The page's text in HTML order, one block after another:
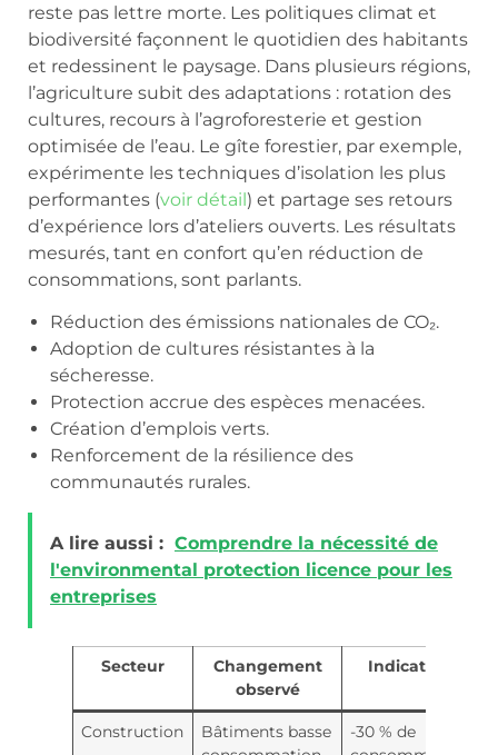
reste pas lettre morte. Les politiques climat et
biodiversité façonnent le quotidien des habitants
et redessinent le paysage. Dans plusieurs régions,
l’agriculture subit des adaptations : rotation des
cultures, recours à l’agroforesterie et gestion
optimisée de l’eau. Le gîte forestier, par exemple,
expérimente les techniques d’isolation les plus
performantes (voir détail) et partage ses retours
d’expérience lors d’ateliers ouverts. Les résultats
mesurés, tant en confort qu’en réduction de
consommations, sont parlants.
Réduction des émissions nationales de CO₂.
Adoption de cultures résistantes à la
sécheresse.
Protection accrue des espèces menacées.
Création d’emplois verts.
Renforcement de la résilience des
communautés rurales.
A lire aussi : Comprendre la nécessité de
l'environmental protection licence pour les
entreprises
Secteur
Changement
observé
Indicateur
Construction
Bâtiments basse
-30 % de